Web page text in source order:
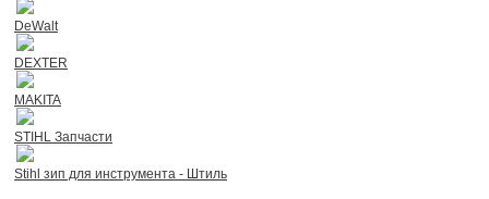
DeWalt
DEXTER
MAKITA
STIHL Запчасти
Stihl зип для инструмента - Штиль